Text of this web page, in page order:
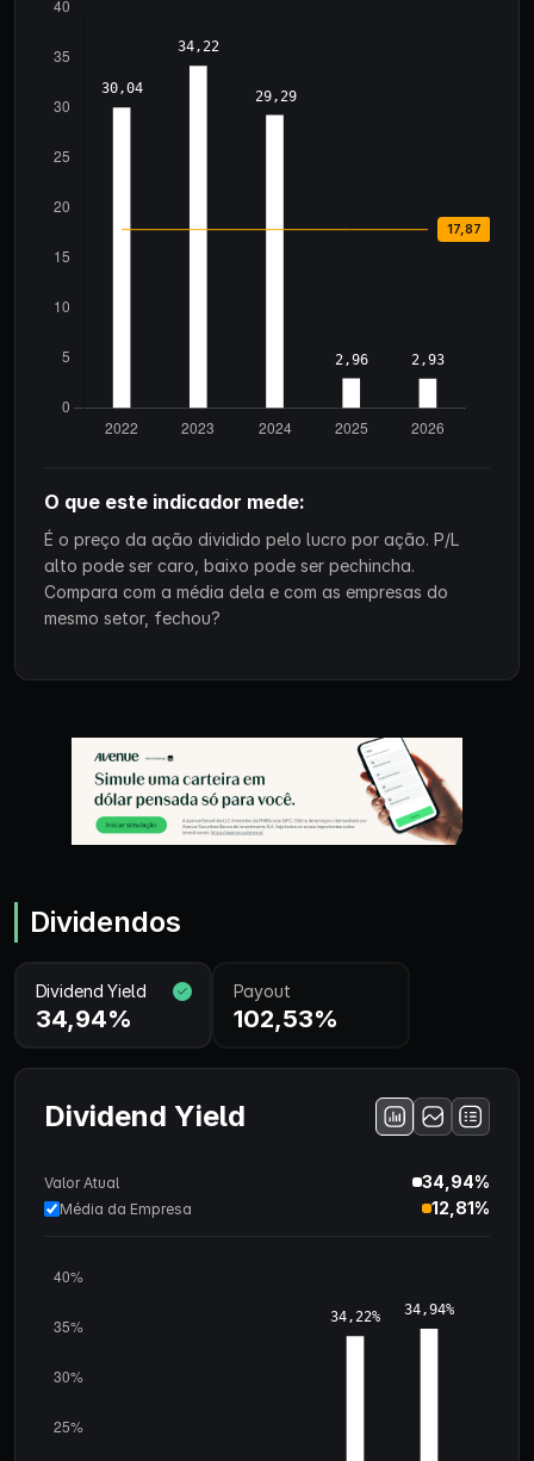
O que este indicador mede:
É o preço da ação dividido pelo lucro por ação. P/L
alto pode ser caro, baixo pode ser pechincha.
Compara com a média dela e com as empresas do
mesmo setor, fechou?
Dividendos
Dividend Yield
34,94%
Payout
102,53%
Dividend Yield
Valor Atual 34,94%
Média da Empresa 12,81%